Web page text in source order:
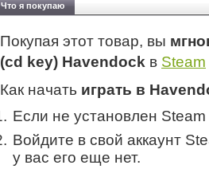
Что я покупаю
Покупая этот товар, вы
(cd key) Havendock в Steam
Как начать играть в
Если не установлен
Войдите в свой аккаунт
у вас его еще нет.